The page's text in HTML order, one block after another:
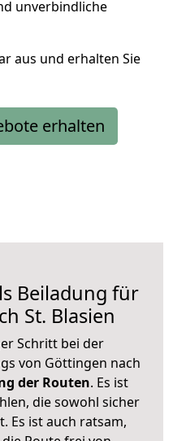
unverbindliche
aus und erhalten Sie
erhalten
Beiladung für
St. Blasien
Schritt bei der
von Göttingen nach
der Routen. Es ist
die sowohl sicher
Es ist auch ratsam,